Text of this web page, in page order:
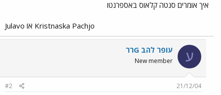
איך אומרים סנטה קלאוס באספרנטו
Kristnaska Pachjo או Julavo​
ע עופר להב Gרר
New member
21/12/04
#2